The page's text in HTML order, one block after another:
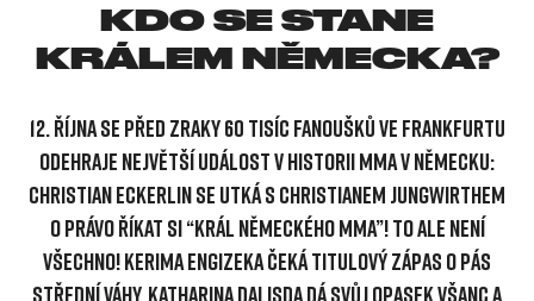
KDO SE STANE
KRÁLEM NĚMECKA?
12. ŘÍJNA SE PŘED ZRAKY 60 TISÍC FANOUŠKŮ VE FRANKFURTU
ODEHRAJE NEJVĚTŠÍ UDÁLOST V HISTORII MMA V NĚMECKU:
CHRISTIAN ECKERLIN SE UTKÁ S CHRISTIANEM JUNGWIRTHEM
O PRÁVO ŘÍKAT SI “KRÁL NĚMECKÉHO MMA”! TO ALE NENÍ
VŠECHNO! KERIMA ENGIZEKA ČEKÁ TITULOVÝ ZÁPAS O PÁS
STŘEDNÍ VÁHY, KATHARINA DALISDA DÁ SVŮJ OPASEK VŠANC A